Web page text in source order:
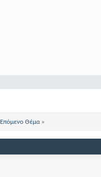
Επόμενο Θέμα »